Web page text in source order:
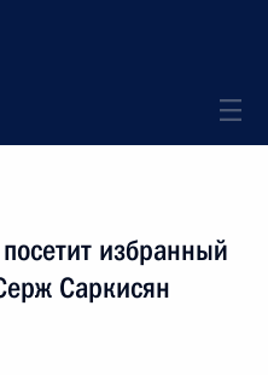
избранный
Саркисян